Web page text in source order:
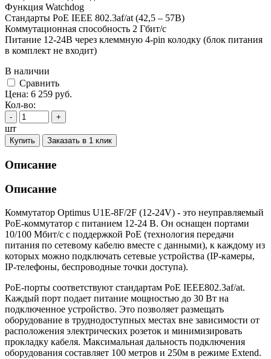
Функция Watchdog
Стандарты PoE IEEE 802.3af/at (42,5 – 57В)
Коммутационная способность 2 Гбит/с
Питание 12-24В через клеммную 4-pin колодку (блок питания
в комплект не входит)
В наличии
Cравнить
Цена: 6 259 руб.
Кол-во:
- +
шт
Купить Заказать в 1 клик
Описание
Описание
Коммутатор Optimus U1E-8F/2F (12-24V) - это неуправляемый
PoE-коммутатор с питанием 12-24 В. Он оснащен портами
10/100 Мбит/с с поддержкой PoE (технология передачи
питания по сетевому кабелю вместе с данными), к каждому из
которых можно подключать сетевые устройства (IP-камеры,
IP-телефоны, беспроводные точки доступа).
PoE-порты соответствуют стандартам PoE IEEE802.3af/at.
Каждый порт подает питание мощностью до 30 Вт на
подключенное устройство. Это позволяет размещать
оборудование в труднодоступных местах вне зависимости от
расположения электрических розеток и минимизировать
прокладку кабеля. Максимальная дальность подключения
оборудования составляет 100 метров и 250м в режиме Extend.